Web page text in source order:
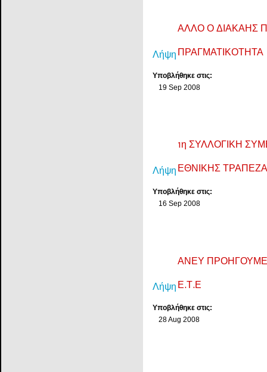
ΑΛΛΟ Ο ΔΙΑΚΑΗΣ
ΠΡΑΓΜΑΤΙΚΟΤΗΤΑ
Λήψη
Υποβλήθηκε στις:
19 Sep 2008
1η ΣΥΛΛΟΓΙΚΗ
ΕΘΝΙΚΗΣ
Λήψη
Υποβλήθηκε στις:
16 Sep 2008
ΑΝΕΥ
Ε.Τ.Ε
Λήψη
Υποβλήθηκε στις:
28 Aug 2008